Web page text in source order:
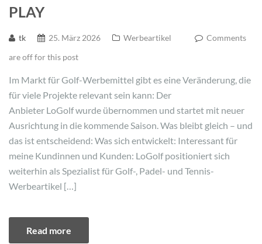
PLAY
tk 25. März 2026 Werbeartikel
Comments
are off for this post
Im Markt für Golf-Werbemittel gibt es eine Veränderung, die
für viele Projekte relevant sein kann: Der
Anbieter LoGolf wurde übernommen und startet mit neuer
Ausrichtung in die kommende Saison. Was bleibt gleich – und
das ist entscheidend: Was sich entwickelt: Interessant für
meine Kundinnen und Kunden: LoGolf positioniert sich
weiterhin als Spezialist für Golf-, Padel- und Tennis-
Werbeartikel […]
Read more